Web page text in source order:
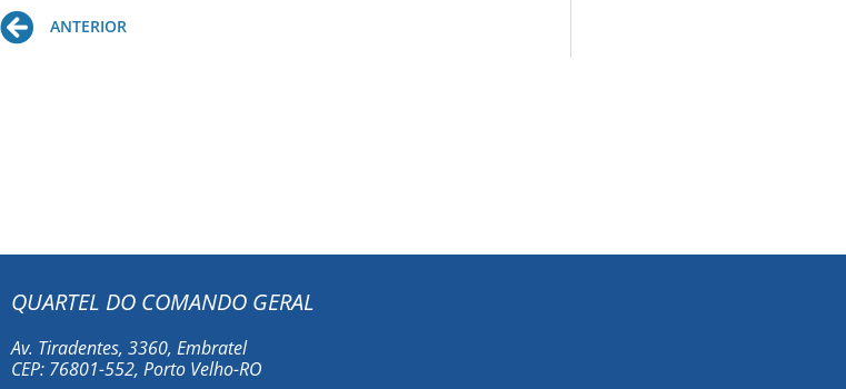
Prev
ANTERIOR
QUARTEL DO COMANDO GERAL
Av. Tiradentes, 3360, Embratel
CEP: 76801-552, Porto Velho-RO